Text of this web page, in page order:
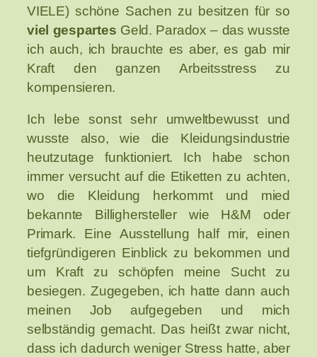
VIELE) schöne Sachen zu besitzen für so
viel gespartes Geld. Paradox – das wusste
ich auch, ich brauchte es aber, es gab mir
Kraft den ganzen Arbeitsstress zu
kompensieren.
Ich lebe sonst sehr umweltbewusst und
wusste also, wie die Kleidungsindustrie
heutzutage funktioniert. Ich habe schon
immer versucht auf die Etiketten zu achten,
wo die Kleidung herkommt und mied
bekannte Billighersteller wie H&M oder
Primark. Eine Ausstellung half mir, einen
tiefgründigeren Einblick zu bekommen und
um Kraft zu schöpfen meine Sucht zu
besiegen. Zugegeben, ich hatte dann auch
meinen Job aufgegeben und mich
selbständig gemacht. Das heißt zwar nicht,
dass ich dadurch weniger Stress hatte, aber